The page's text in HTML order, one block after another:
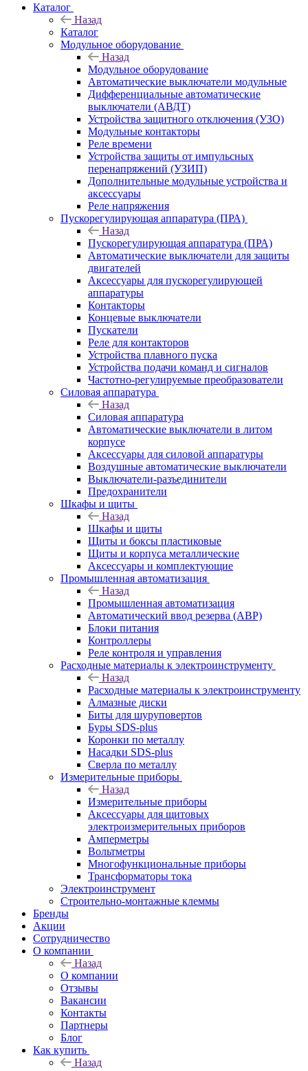
Каталог
Назад
Каталог
Модульное оборудование
Назад
Модульное оборудование
Автоматические выключатели модульные
Дифференциальные автоматические
выключатели (АВДТ)
Устройства защитного отключения (УЗО)
Модульные контакторы
Реле времени
Устройства защиты от импульсных
перенапряжений (УЗИП)
Дополнительные модульные устройства и
аксессуары
Реле напряжения
Пускорегулирующая аппаратура (ПРА)
Назад
Пускорегулирующая аппаратура (ПРА)
Автоматические выключатели для защиты
двигателей
Аксессуары для пускорегулирующей
аппаратуры
Контакторы
Концевые выключатели
Пускатели
Реле для контакторов
Устройства плавного пуска
Устройства подачи команд и сигналов
Частотно-регулируемые преобразователи
Силовая аппаратура
Назад
Силовая аппаратура
Автоматические выключатели в литом
корпусе
Аксессуары для силовой аппаратуры
Воздушные автоматические выключатели
Выключатели-разъединители
Предохранители
Шкафы и щиты
Назад
Шкафы и щиты
Щиты и боксы пластиковые
Щиты и корпуса металлические
Аксессуары и комплектующие
Промышленная автоматизация
Назад
Промышленная автоматизация
Автоматический ввод резерва (АВР)
Блоки питания
Контроллеры
Реле контроля и управления
Расходные материалы к электроинструменту
Назад
Расходные материалы к электроинструменту
Алмазные диски
Биты для шуруповертов
Буры SDS-plus
Коронки по металлу
Насадки SDS-plus
Сверла по металлу
Измерительные приборы
Назад
Измерительные приборы
Аксессуары для щитовых
электроизмерительных приборов
Амперметры
Вольтметры
Многофункциональные приборы
Трансформаторы тока
Электроинструмент
Строительно-монтажные клеммы
Бренды
Акции
Сотрудничество
О компании
Назад
О компании
Отзывы
Вакансии
Контакты
Партнеры
Блог
Как купить
Назад